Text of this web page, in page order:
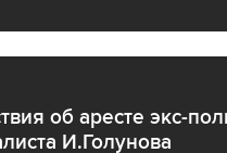
об аресте экс-
И.Голунова